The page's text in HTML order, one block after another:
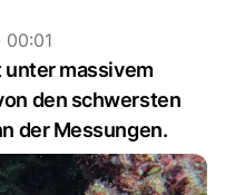
unter massivem
den schwersten
der Messungen.